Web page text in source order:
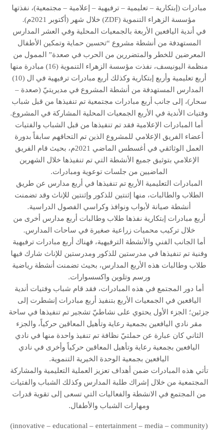
مبادرات (إبتكارية – تعليمية – ترفيهية – إعلامية – مجتمعية)، نفذتها
مؤسسة الزهراء التنموية (ZDF) خلال شهر (أكتوبر 2021م).
في أندية اليافعين الأربعة بالجمعيات المحلية وفي العشر المدارس
المستهدفة من أنشطة مشروع “تحسين حماية وتمكين الأطفال
المعرضين للخطر والمتضررين من الحرب في صعدة” الممول من
منظمة اليونيسف، نفذت مؤسسة الزهراء التنموية (16) مبادرة منها
أربع تعليمية وأربع إبتكارية وكذلك أربع مبادرات ترفيهية في ال (10)
المدارس المستهدفة من أنشطة المشروع في مديريتيّ (صعدة –
سحار)، إلى جانب أربع مبادرات مجتمعية تم تنفيذها من قبل شباب
وفتيات الأندية في الأربع الجمعيات المحلية المشاركة في المشروع.
أما المبادرات الإعلامية فقد تم تنفيذها من قبل الشباب والفتيات
أعضاء الفريق الإعلامي للمشروع الذين تم التحاقهم سابقاً بدورة
العمل الوثائقي في أغسطس الماضي 2021م، بحيث قام الفريق
الإعلامي بتوثيق جميع الأنشطة التي تم تنفيذها خلال الشهرين
الماضيين من جلسات توعوية ومبادرات.
المبادرات التعليمية الأربع تم تنفيذها في أربع مدارس عن طريق
الطلاب والطالبات، منها إثنتين للذكور وإثنتين للإناث وقد تضمنت
أنشطة صيانة لأبواب ونوافذ وكراسي الفصول الدراسية.
أربع مبادرات إبتكارية نفذها طلاب وطالبات أربع مدارس أخرى من
خلال تركيب محميات زراعية صغيرة في ساحات المدارس.
أما الجانب الفني والأنشطة الترفيهية، فهناك أربع مبادرات ترفيهية
وفنية تم تنفيذها في مدرستين للذكور ومدرستين للإناث شارك فيها
طلاب وطالبات هذه الأربع المدارس، بحيث تضمنت أنشطة رياضية
ورسم وتلوين واكسسوارات.
أما دور المجتمع في هذه المبادرات، فقد قام شباب وفتيات أندية
اليافعين في الجمعيات الأربع بتنفيذ أربع مبادرات إنشطرت إلى
جزئين؛ الجزء الأول يحتوي على نشاطيّ تشجير تم تنفيذها في ساحة
مقر نادي اليافعين بجمعية رعاية وتأهيل المعاقين حركياً، والجزء
الثاني كان عبارة عن حملتيّ نظافة تم تنفيذ واحدة منها في نادي
اليافعين بجمعية رعاية وتأهيل المعاقين حركياً وأخرى في نادي
اليافعين بجمعية الوحدة الخيرية التنموية.
تأتي هذه المبادرات ضمن أهداف تعزيز العملية التعليمية والمشاركة
المجتمعية من خلال إشراك طلبة المدارس وكذلك الشباب والفتيات
من المجتمع في الانشطة والفعاليات التي تسعى إلى تقوية قدرات
ومهارات الشباب والأطفال.
(innovative – educational – entertainment – media – community)